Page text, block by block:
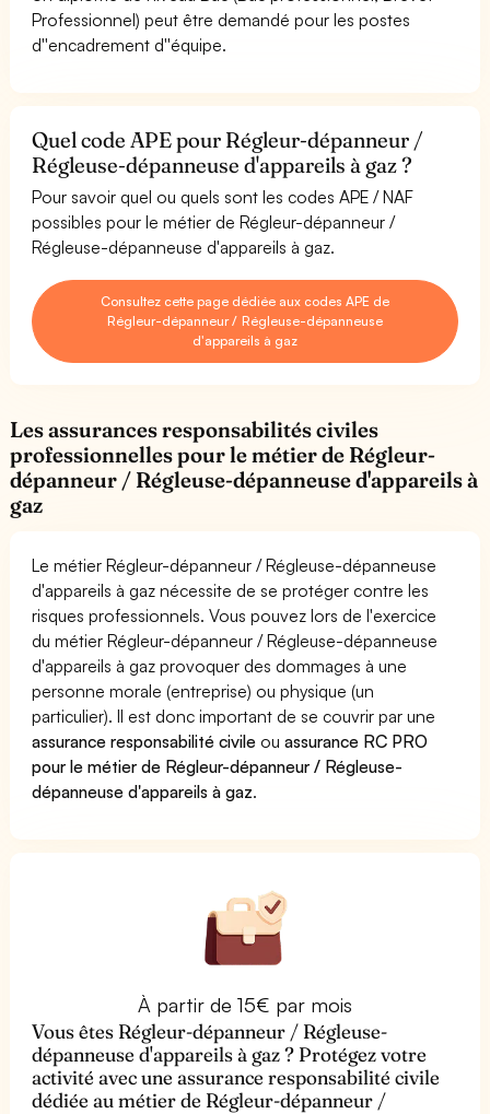
Professionnel) peut être demandé pour les postes
d''encadrement d''équipe.
Quel code APE pour Régleur-dépanneur /
Régleuse-dépanneuse d'appareils à gaz ?
Pour savoir quel ou quels sont les codes APE / NAF
possibles pour le métier de Régleur-dépanneur /
Régleuse-dépanneuse d'appareils à gaz.
Consultez cette page dédiée aux codes APE de
Régleur-dépanneur / Régleuse-dépanneuse
d'appareils à gaz
Les assurances responsabilités civiles
professionnelles pour le métier de Régleur-
dépanneur / Régleuse-dépanneuse d'appareils à
gaz
Le métier Régleur-dépanneur / Régleuse-dépanneuse
d'appareils à gaz nécessite de se protéger contre les
risques professionnels. Vous pouvez lors de l'exercice
du métier Régleur-dépanneur / Régleuse-dépanneuse
d'appareils à gaz provoquer des dommages à une
personne morale (entreprise) ou physique (un
particulier). Il est donc important de se couvrir par une
assurance responsabilité civile ouassurance RC PRO
pour le métier de Régleur-dépanneur / Régleuse-
dépanneuse d'appareils à gaz.
À partir de 15€ par mois
Vous êtes Régleur-dépanneur / Régleuse-
dépanneuse d'appareils à gaz ? Protégez votre
activité avec une assurance responsabilité civile
dédiée au métier de Régleur-dépanneur /